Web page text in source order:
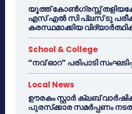
യൂത്ത് കോൺഗ്രസ്സ്
എസ് എൽ സി പ്ലസ് ടു
കരസ്ഥമാക്കിയ
School & College
“നവ് ഓറ” പരിപാടി
Local News
ഊരകം സ്റ്റാർ ക്ലബ്
പുരസ്‌ക്കാര സമർപ്പണം